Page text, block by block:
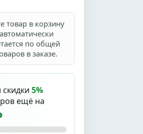
товар в корзину
по общей
в заказе.
5%
ещё на